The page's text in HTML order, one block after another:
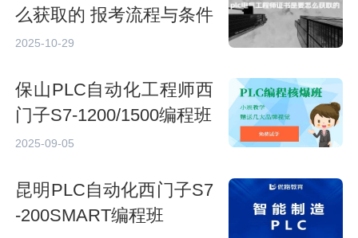
么获取的 报考流程与条件
2025-10-29
保山PLC自动化工程师西
门子S7-1200/1500编程班
2025-09-05
昆明PLC自动化西门子S7
-200SMART编程班